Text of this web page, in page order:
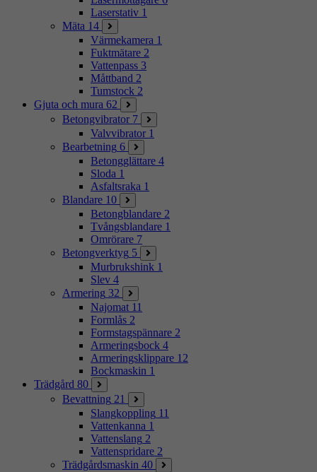
Laserstativ 1
Mäta 14
Värmekamera 1
Fuktmätare 2
Vattenpass 3
Måttband 2
Tumstock 2
Gjuta och mura 62
Betongvibrator 7
Valvvibrator 1
Bearbetning 6
Betongglättare 4
Sloda 1
Asfaltsraka 1
Blandare 10
Betongblandare 2
Tvångsblandare 1
Omrörare 7
Betongverktyg 5
Murbrukshink 1
Slev 4
Armering 32
Najomat 11
Formlås 2
Formstagspännare 2
Armeringsbock 4
Armeringsklippare 12
Bockmaskin 1
Trädgård 80
Bevattning 21
Slangkoppling 11
Vattenkanna 1
Vattenslang 2
Vattenspridare 2
Trädgårdsmaskin 40